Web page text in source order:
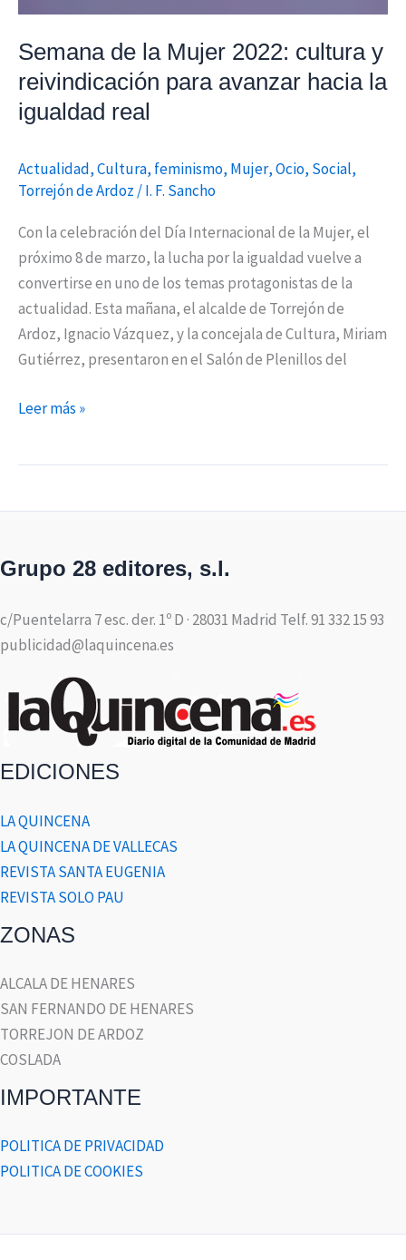
Semana de la Mujer 2022: cultura y
reivindicación para avanzar hacia la
igualdad real
Actualidad,Cultura, feminismo, Mujer,Ocio, Social,
Torrejón de Ardoz /I. F. Sancho
Con la celebración del Día Internacional de la Mujer, el
próximo 8 de marzo, la lucha por la igualdad vuelve a
convertirse en uno de los temas protagonistas de la
actualidad. Esta mañana, el alcalde de Torrejón de
Ardoz, Ignacio Vázquez, y la concejala de Cultura, Miriam
Gutiérrez, presentaron en el Salón de Plenillos del
avanzar
hacia
la
igualdad
Leer más »
Grupo 28 editores, s.l.
c/Puentelarra 7 esc. der. 1º D · 28031 Madrid Telf. 91 332 15 93
publicidad@laquincena.es
EDICIONES
LA QUINCENA
LA QUINCENA DE VALLECAS
REVISTA SANTA EUGENIA
REVISTA SOLO PAU
ZONAS
ALCALA DE HENARES
SAN FERNANDO DE HENARES
TORREJON DE ARDOZ
COSLADA
IMPORTANTE
POLITICA DE PRIVACIDAD
POLITICA DE COOKIES